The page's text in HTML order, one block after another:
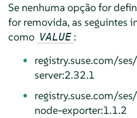
Se nenhuma opção for
for removida, as seguintes
como VALUE :
registry.suse.com/
server:2.32.1
registry.suse.com/
node-exporter:1.1.2